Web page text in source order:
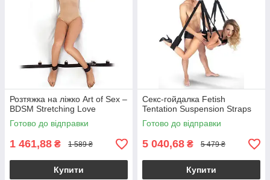
Розтяжка на ліжко Art of Sex –
BDSM Stretching Love
Готово до відправки
1 461,88 ₴ 1 589 ₴
Купити
Секс-гойдалка Fetish
Tentation Suspension Straps
Готово до відправки
5 040,68 ₴ 5 479 ₴
Купити